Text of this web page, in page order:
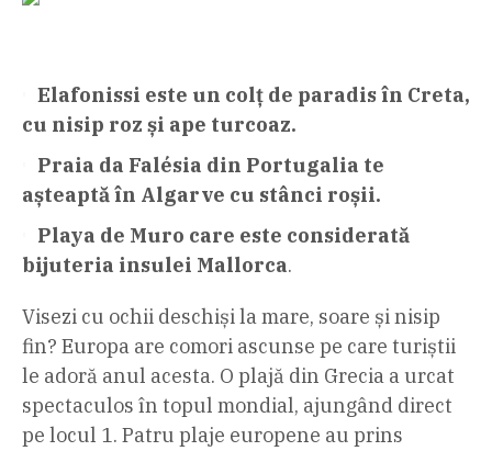
Elafonissi este un colț de paradis în Creta,
cu nisip roz și ape turcoaz.
Praia da Falésia din Portugalia te
așteaptă în Algarve cu stânci roșii.
Playa de Muro care este considerată
bijuteria insulei Mallorca.
Visezi cu ochii deschiși la mare, soare și nisip
fin? Europa are comori ascunse pe care turiștii
le adoră anul acesta. O plajă din Grecia a urcat
spectaculos în topul mondial, ajungând direct
pe locul 1. Patru plaje europene au prins